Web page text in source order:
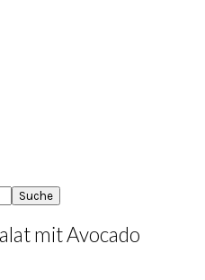
mit Avocado